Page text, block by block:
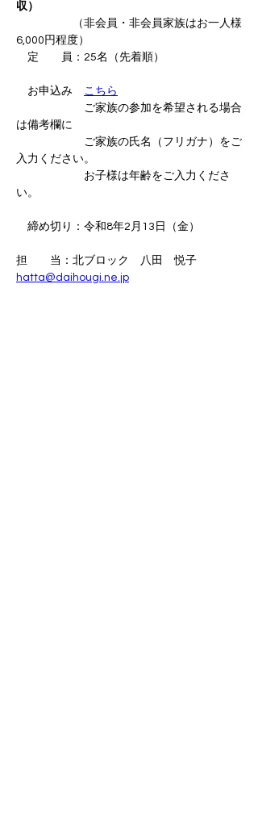
収）
（非会員・非会員家族はお一人様
6,000円程度）
定　　員：25名（先着順）
お申込み こちら
ご家族の参加を希望される場合
は備考欄に
ご家族の氏名（フリガナ）をご
入力ください。
お子様は年齢をご入力くださ
い。
締め切り：令和8年2月13日（金）
担　　当：北ブロック　八田　悦子
hatta@daihougi.ne.jp